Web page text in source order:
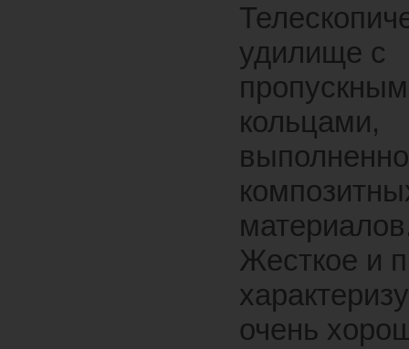
удилище с
кольцами,
Жесткое и
очень